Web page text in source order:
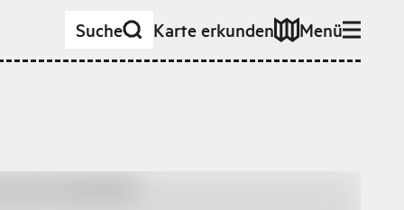
Suche Karte erkunden Menü